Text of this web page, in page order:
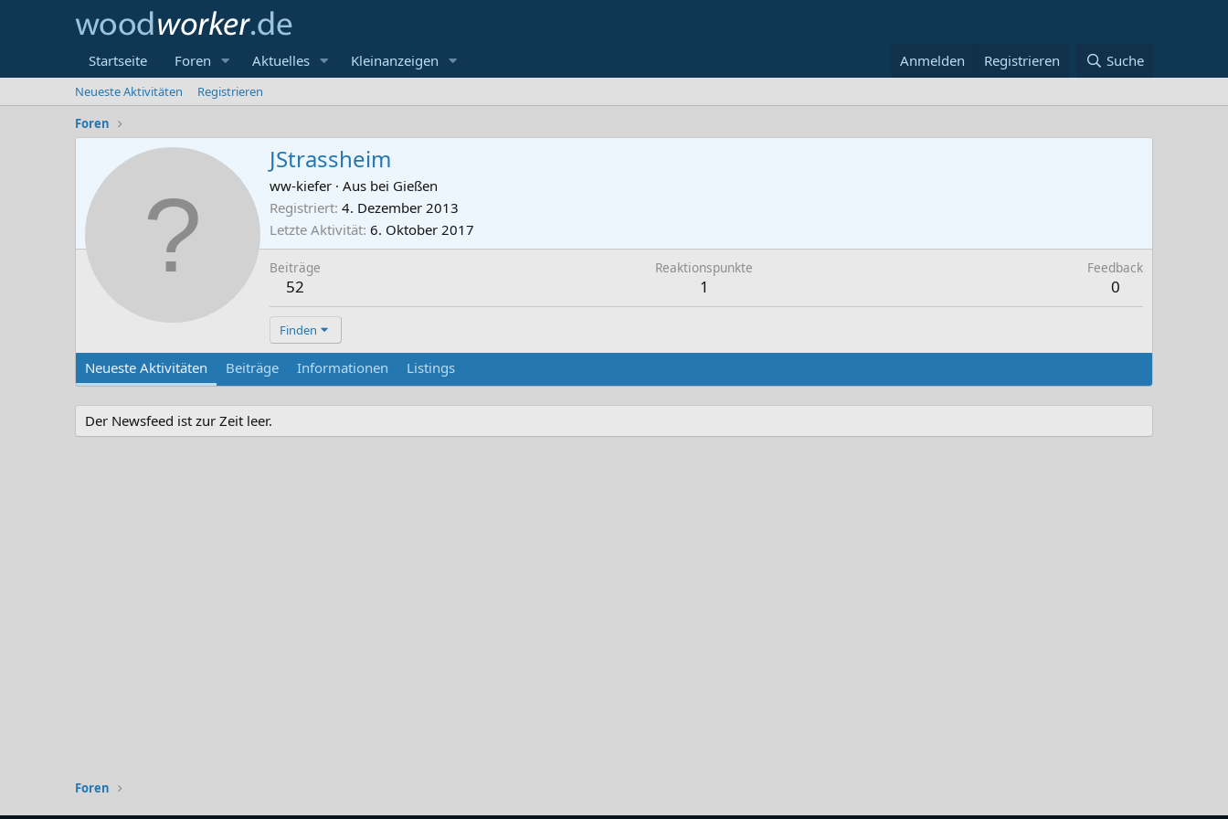
Startseite Foren Aktuelles Kleinanzeigen Anmelden Registrieren Suche
Neueste Aktivitäten
Registrieren
Foren
JStrassheim
ww-kiefer · Aus bei Gießen
Registriert 4. Dezember 2013
Letzte Aktivität 6. Oktober 2017
Beiträge
52
Reaktionspunkte
1
Feedback
0
Finden
Neueste Aktivitäten Beiträge Informationen Listings
Der Newsfeed ist zur Zeit leer.
Foren